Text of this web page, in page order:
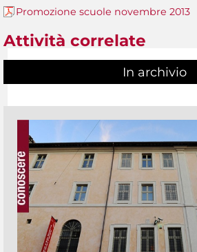
Promozione scuole novembre 2013
Attività correlate
In archivio